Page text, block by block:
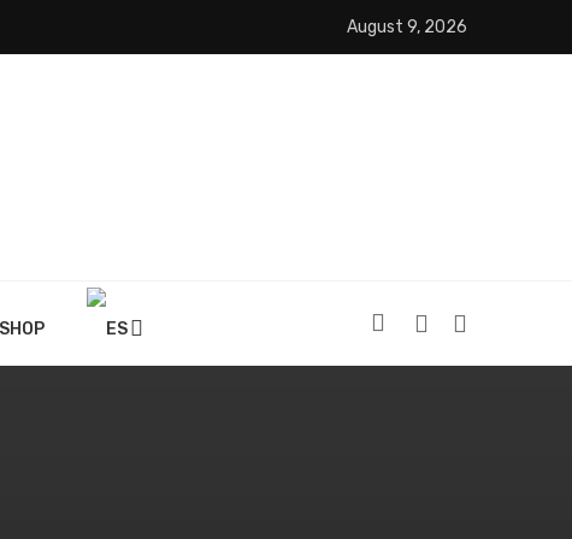
August 9, 2026
SHOP